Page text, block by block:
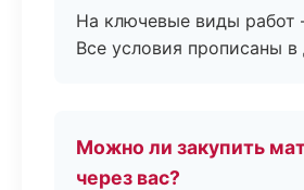
На ключевые виды работ
Все условия прописаны в
Можно ли закупить
через вас?